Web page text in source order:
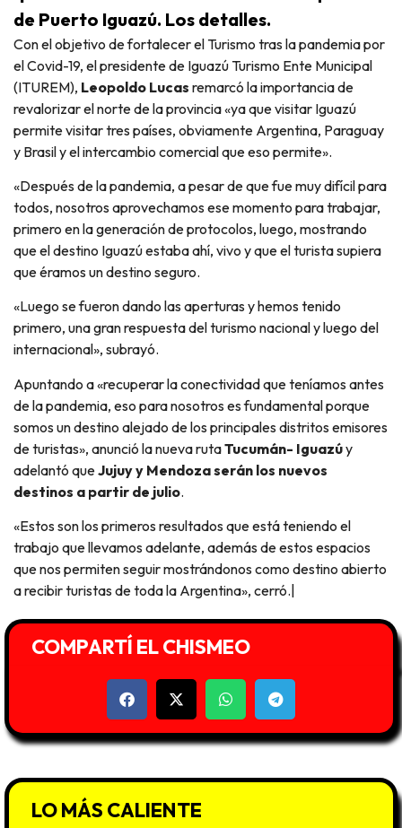
de Puerto Iguazú. Los detalles.
Con el objetivo de fortalecer el Turismo tras la pandemia por
el Covid-19, el presidente de Iguazú Turismo Ente Municipal
(ITUREM), Leopoldo Lucas remarcó la importancia de
revalorizar el norte de la provincia «ya que visitar Iguazú
permite visitar tres países, obviamente Argentina, Paraguay
y Brasil y el intercambio comercial que eso permite».
«Después de la pandemia, a pesar de que fue muy difícil para
todos, nosotros aprovechamos ese momento para trabajar,
primero en la generación de protocolos, luego, mostrando
que el destino Iguazú estaba ahí, vivo y que el turista supiera
que éramos un destino seguro.
«Luego se fueron dando las aperturas y hemos tenido
primero, una gran respuesta del turismo nacional y luego del
internacional», subrayó.
Apuntando a «recuperar la conectividad que teníamos antes
de la pandemia, eso para nosotros es fundamental porque
somos un destino alejado de los principales distritos emisores
de turistas», anunció la nueva rutaTucumán- Iguazúy
adelantó queJujuy y Mendoza serán los nuevos
destinos a partir de julio.
«Estos son los primeros resultados que está teniendo el
trabajo que llevamos adelante, además de estos espacios
que nos permiten seguir mostrándonos como destino abierto
a recibir turistas de toda la Argentina», cerró.|
COMPARTÍ EL CHISMEO
LO MÁS CALIENTE